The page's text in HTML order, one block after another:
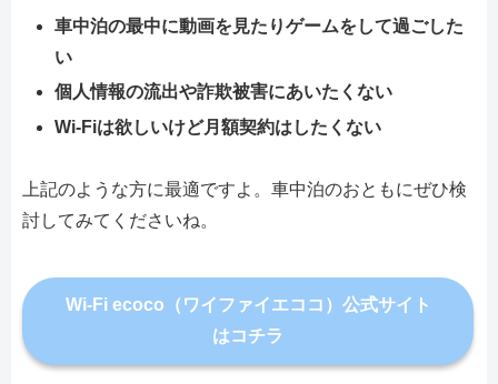
車中泊の最中に動画を見たりゲームをして過ごした
い
個人情報の流出や詐欺被害にあいたくない
Wi-Fiは欲しいけど月額契約はしたくない
上記のような方に最適ですよ。車中泊のおともにぜひ検
討してみてくださいね。
Wi-Fi ecoco（ワイファイエココ）公式サイト
はコチラ